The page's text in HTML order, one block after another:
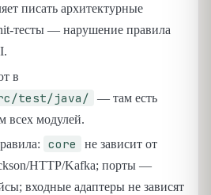
писать архитектурные
тесты — нарушение правила
в
test/java/
— там есть
всех модулей.
core
не зависит от
HTTP/Kafka; порты —
входные адаптеры не зависят